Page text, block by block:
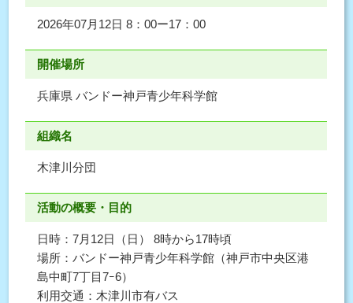
2026年07月12日 8：00ー17：00
開催場所
兵庫県 バンドー神戸青少年科学館
組織名
木津川分団
活動の概要・目的
日時：7月12日（日） 8時から17時頃
場所：バンドー神戸青少年科学館（神戸市中央区港
島中町7丁目7ｰ6）
利用交通：木津川市有バス